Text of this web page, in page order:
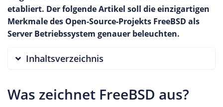
etabliert. Der folgende Artikel soll die einzigartigen
Merkmale des Open-Source-Projekts FreeBSD als
Server Betriebssystem genauer beleuchten.
Inhaltsverzeichnis
Was zeichnet FreeBSD aus?